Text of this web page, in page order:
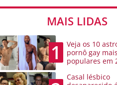
MAIS LIDAS
1
Veja os 10
pornô gay mais
populares em
Casal lésbico